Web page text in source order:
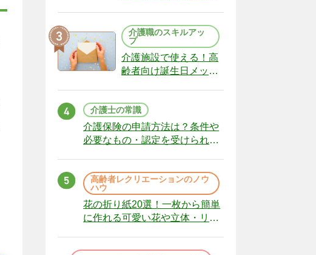
介護職のスキルアッ
プ
介護施設で使える！高
齢者向け誕生日メッセ
介護士の常識
介護保険の申請方法は？条件や
必要なもの・認定を受けられな
高齢者レクリエーションのノウ
ハウ
花の折り紙20選！一枚から簡単
に作れる可愛い花や立体・リー